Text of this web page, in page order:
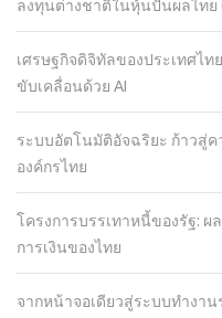
ลงทุนต่างชาติในหุ้นปันผลไทย
เศรษฐกิจดิจิทัลของประเทศไ
ขับเคลื่อนด้วย AI
ระบบอัตโนมัติอัจฉริยะ ก้าวสู่
องค์กรไทย
โครงการบรรเทาหนี้ของรัฐ: ผ
การเงินของไทย
จากหน้าจอเดียวสู่ระบบทำงาน